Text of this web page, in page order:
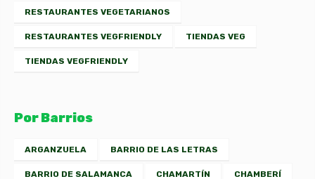
RESTAURANTES VEGETARIANOS
RESTAURANTES VEGFRIENDLY TIENDAS VEG
TIENDAS VEGFRIENDLY
Por Barrios
ARGANZUELA BARRIO DE LAS LETRAS
BARRIO DE SALAMANCA CHAMARTÍN CHAMBERÍ